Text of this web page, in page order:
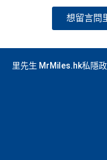
想留言問
里先生 MrMiles.hk私隱